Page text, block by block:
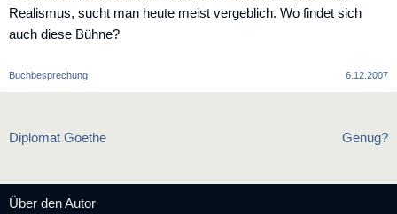
Realismus, sucht man heute meist vergeblich. Wo findet sich
auch diese Bühne?
Buchbesprechung 6.12.2007
Beitragsnavigation
Diplomat Goethe Genug?
Über den Autor